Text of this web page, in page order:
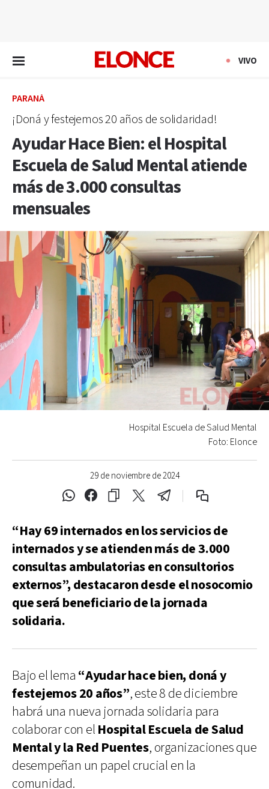
VIVO
PARANÁ
¡Doná y festejemos 20 años de solidaridad!
Ayudar Hace Bien: el Hospital
Escuela de Salud Mental atiende
más de 3.000 consultas
mensuales
29 de noviembre de 2024
Hospital Escuela de Salud Mental
Foto: Elonce
“Hay 69 internados en los servicios de
internados y se atienden más de 3.000
consultas ambulatorias en consultorios
externos”, destacaron desde el nosocomio
que será beneficiario de la jornada
solidaria.
Bajo el lema “Ayudar hace bien, doná y
festejemos 20 años”, este 8 de diciembre
habrá una nueva jornada solidaria para
colaborar con el Hospital Escuela de Salud
Mental y la Red Puentes, organizaciones que
desempeñan un papel crucial en la
comunidad.